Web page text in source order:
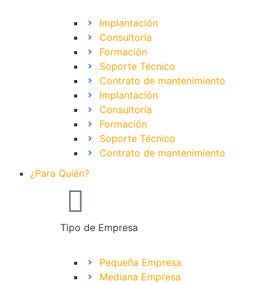
Implantación
Consultoría
Formación
Soporte Técnico
Contrato de mantenimiento
Implantación
Consultoría
Formación
Soporte Técnico
Contrato de mantenimiento
¿Para Quién?
Tipo de Empresa
Pequeña Empresa
Mediana Empresa